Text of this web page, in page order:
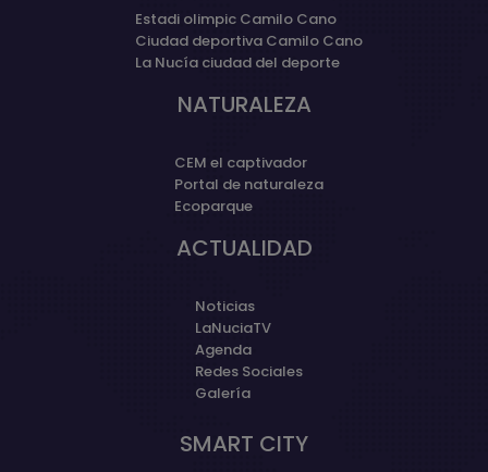
Estadi olimpic Camilo Cano
Ciudad deportiva Camilo Cano
La Nucía ciudad del deporte
NATURALEZA
CEM el captivador
Portal de naturaleza
Ecoparque
ACTUALIDAD
Noticias
LaNuciaTV
Agenda
Redes Sociales
Galería
SMART CITY